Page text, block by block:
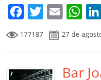
F
a
c
e
b
T
w
itt
er
E
m
ai
l
W
at
s
A
177187 27 de
Bar